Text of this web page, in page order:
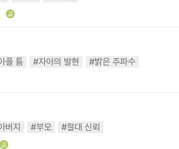
플 틈 #자아의 발현 #밝은 주파수
버지 #부모 #절대 신뢰